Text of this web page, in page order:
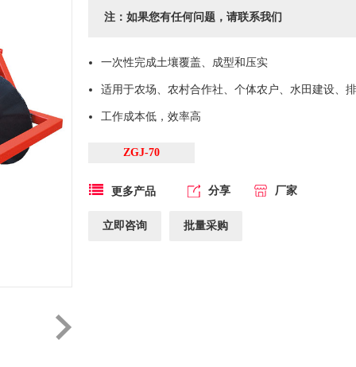
注：如果您有任何问题，请联系我们
一次性完成土壤覆盖、成型和压实
适用于农场、农村合作社、个体农户、水田建设、
工作成本低，效率高
ZGJ-70
更多产品 分享 厂家
立即咨询 批量采购